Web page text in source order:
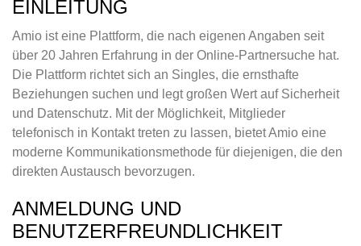
EINLEITUNG
Amio ist eine Plattform, die nach eigenen Angaben seit
über 20 Jahren Erfahrung in der Online-Partnersuche hat.
Die Plattform richtet sich an Singles, die ernsthafte
Beziehungen suchen und legt großen Wert auf Sicherheit
und Datenschutz. Mit der Möglichkeit, Mitglieder
telefonisch in Kontakt treten zu lassen, bietet Amio eine
moderne Kommunikationsmethode für diejenigen, die den
direkten Austausch bevorzugen.
ANMELDUNG UND
BENUTZERFREUNDLICHKEIT